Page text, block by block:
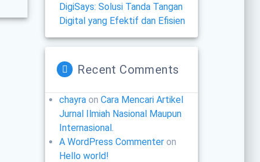
DigiSays: Solusi Tanda Tangan
Digital yang Efektif dan Efisien
Recent Comments
chayra onCara Mencari Artikel
Jurnal Ilmiah Nasional Maupun
Internasional.
A WordPress Commenter on
Hello world!